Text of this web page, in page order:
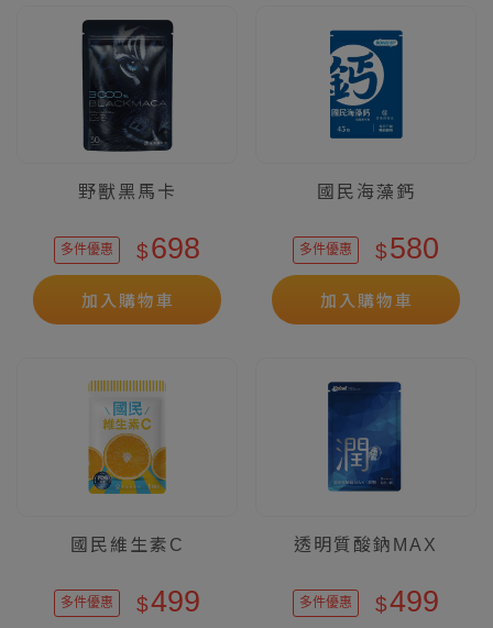
野獸黑馬卡
多件優惠 $698
加入購物車
國民海藻鈣
多件優惠 $580
加入購物車
國民維生素C
多件優惠 $499
透明質酸鈉MAX
多件優惠 $499